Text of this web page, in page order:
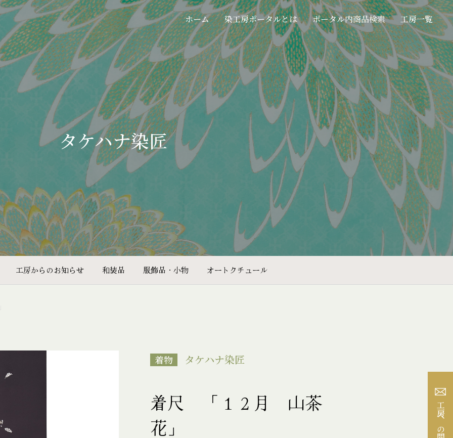
ホーム 染工房ポータルとは ポータル内商品検索 工房一覧
タケハナ染匠
工房からのお知らせ 和装品 服飾品・小物 オートクチュール
着物 タケハナ染匠
着尺 「１２月 山茶
花」